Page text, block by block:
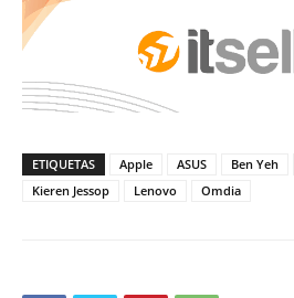
ETIQUETAS Apple ASUS Ben Yeh
Kieren Jessop
Lenovo Omdia